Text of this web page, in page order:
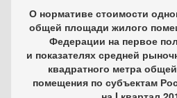
О нормативе стоимости
общей площади жилого
Федерации на первое
и показателях средней
квадратного метра
помещения по субъектам